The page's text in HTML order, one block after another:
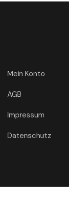
Mein Konto
AGB
Impressum
Datenschutz